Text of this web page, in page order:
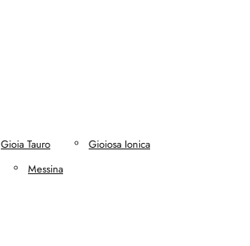
Gioia Tauro
Gioiosa Ionica
Messina